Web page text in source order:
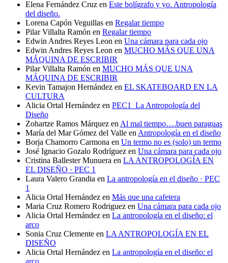
Elena Fernández Cruz en Este bolígrafo y yo. Antropología
del diseño.
Lorena Capón Veguillas en Regalar tiempo
Pilar Villalta Ramón en Regalar tiempo
Edwin Andres Reyes Leon en Una cámara para cada ojo
Edwin Andres Reyes Leon en MUCHO MÁS QUE UNA
MÁQUINA DE ESCRIBIR
Pilar Villalta Ramón en MUCHO MÁS QUE UNA
MÁQUINA DE ESCRIBIR
Kevin Tamajon Hernández en EL SKATEBOARD EN LA
CULTURA
Alicia Ortal Hernández en PEC1_La Antropología del
Diseño
Zohartze Ramos Márquez en Al mal tiempo….buen paraguas
María del Mar Gómez del Valle en Antropología en el diseño
Borja Chamorro Carmona en Un termo no es (solo) un termo
José Ignacio Gozalo Rodríguez en Una cámara para cada ojo
Cristina Ballester Munuera en LA ANTROPOLOGÍA EN
EL DISEÑO · PEC 1
Laura Valero Grandia en La antropología en el diseño · PEC
1
Alicia Ortal Hernández en Más que una cafetera
Maria Cruz Romero Rodriguez en Una cámara para cada ojo
Alicia Ortal Hernández en La antropología en el diseño: el
arco
Sonia Cruz Clemente en LA ANTROPOLOGÍA EN EL
DISEÑO
Alicia Ortal Hernández en La antropología en el diseño: el
arco